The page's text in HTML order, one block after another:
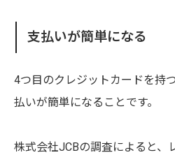
支払いが簡単になる
4つ目のクレジットカードを持
払いが簡単になることです。
株式会社JCBの調査によると、